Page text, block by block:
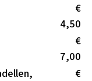
€
4,50
€
7,00
€